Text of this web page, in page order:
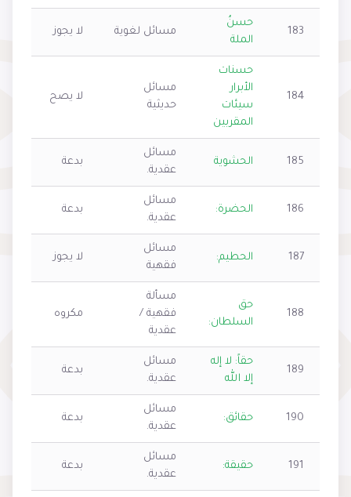
183
حسنُ
الملة
مسائل لغوية لا يجوز
184
حسنات
الأبرار
سيئات
المقربين
مسائل
حديثية
لا يصح
185 الحشوية
مسائل
عقدية.
بدعة
186 الحضرة:
مسائل
عقدية.
بدعة
187 الحطيم:
مسائل
فقهية
لا يجوز
188
حق
السلطان:
مسألة
فقهية /
عقدية
مكروه
189
حقاً: لا إله
إلا الله
مسائل
عقدية.
بدعة
190 حقائق:
مسائل
عقدية.
بدعة
191 حقيقة:
مسائل
عقدية.
بدعة